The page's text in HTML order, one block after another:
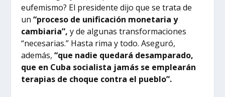
eufemismo? El presidente dijo que se trata de
un“proceso de unificación monetaria y
cambiaria”, y de algunas transformaciones
“necesarias.” Hasta rima y todo. Aseguró,
además,“que nadie quedará desamparado,
que en Cuba socialista jamás se emplearán
terapias de choque contra el pueblo”.